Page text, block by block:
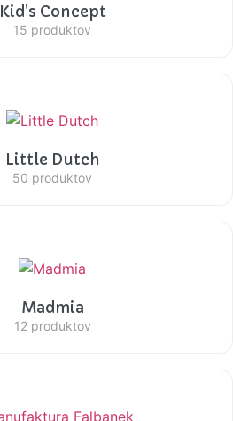
Kid's Concept
15 produktov
Little Dutch
50 produktov
Madmia
12 produktov